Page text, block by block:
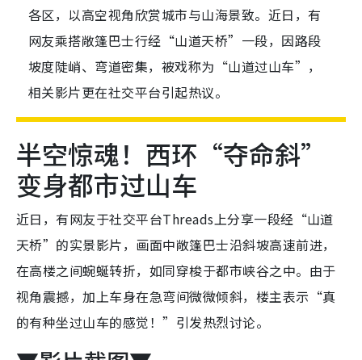
各区，以高空视角欣赏城市与山海景致。近日，有
网友乘搭敞篷巴士行经“山道天桥”一段，因路段
坡度陡峭、弯道密集，被戏称为“山道过山车”，
相关影片更在社交平台引起热议。
半空惊魂！西环“夺命斜”
变身都市过山车
近日，有网友于社交平台Threads上分享一段经“山道
天桥”的实景影片，画面中敞篷巴士沿斜坡高速前进，
在高楼之间蜿蜒转折，如同穿梭于都市峡谷之中。由于
视角震撼，加上车身在急弯间微微倾斜，楼主表示“真
的有种坐过山车的感觉！”引发热烈讨论。